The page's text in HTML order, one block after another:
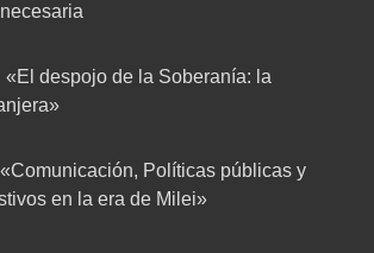
despojo de la Soberanía: la
Políticas públicas y
en la era de Milei»